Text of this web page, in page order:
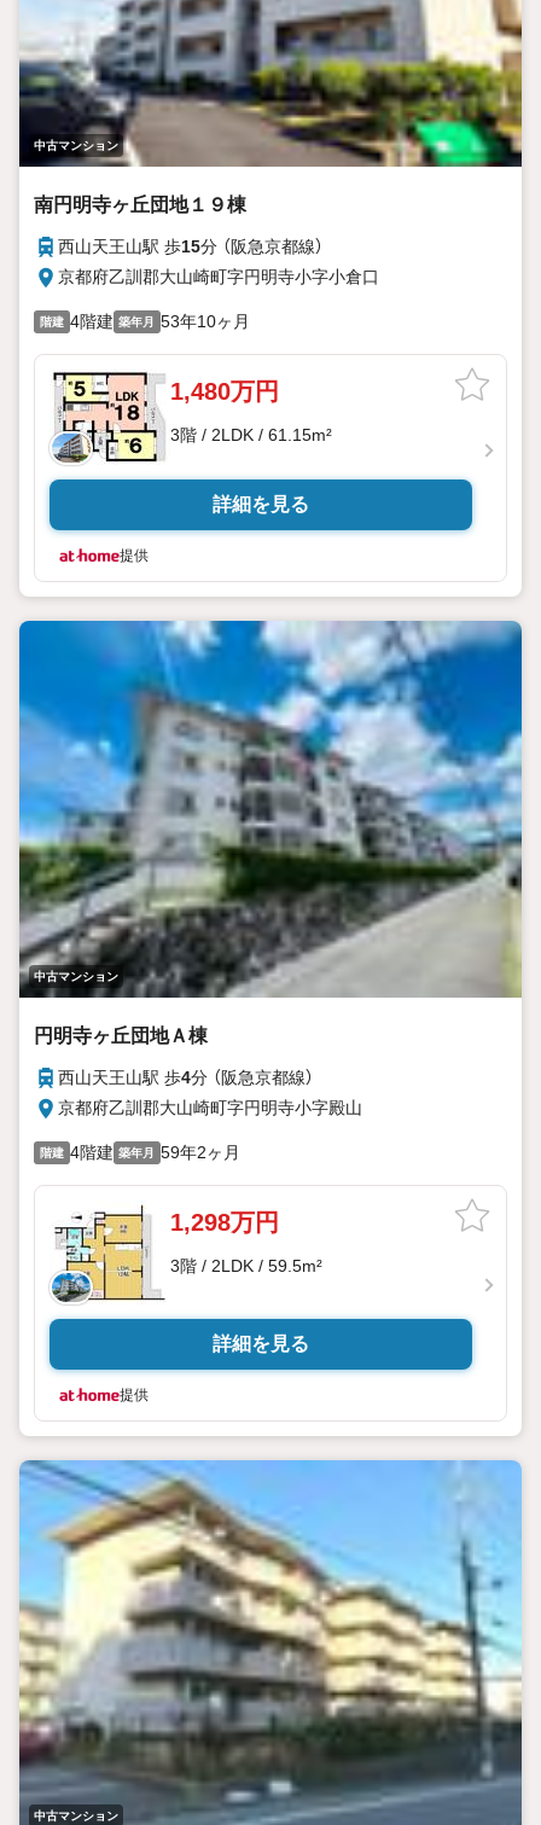
中古マンション
南円明寺ヶ丘団地１９棟
西山天王山駅 歩15分 （阪急京都線）
京都府乙訓郡大山崎町字円明寺小字小倉口
階建 4階建 築年月 53年10ヶ月
1,480万円
3階 / 2LDK / 61.15m²
詳細を見る
提供
中古マンション
円明寺ヶ丘団地Ａ棟
西山天王山駅 歩4分 （阪急京都線）
京都府乙訓郡大山崎町字円明寺小字殿山
階建 4階建 築年月 59年2ヶ月
1,298万円
3階 / 2LDK / 59.5m²
詳細を見る
提供
中古マンション